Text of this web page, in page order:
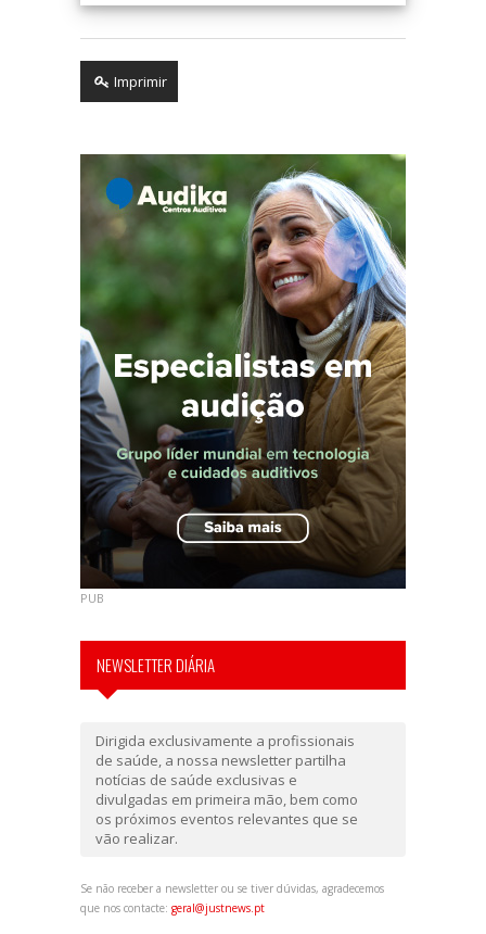
Imprimir
PUB
NEWSLETTER DIÁRIA
Dirigida exclusivamente a profissionais
de saúde, a nossa newsletter partilha
notícias de saúde exclusivas e
divulgadas em primeira mão, bem como
os próximos eventos relevantes que se
vão realizar.
Se não receber a newsletter ou se tiver dúvidas, agradecemos
que nos contacte: geral@justnews.pt